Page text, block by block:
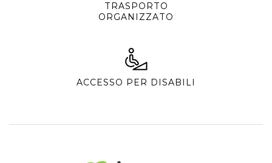
TRASPORTO
ORGANIZZATO
ACCESSO PER DISABILI